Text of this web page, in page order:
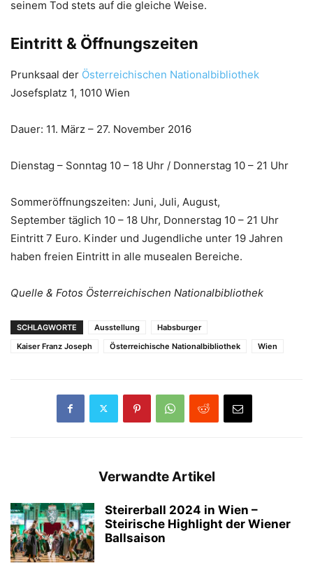
seinem Tod stets auf die gleiche Weise.
Eintritt & Öffnungszeiten
Prunksaal der Österreichischen Nationalbibliothek
Josefsplatz 1, 1010 Wien
Dauer: 11. März – 27. November 2016
Dienstag – Sonntag 10 – 18 Uhr / Donnerstag 10 – 21 Uhr
Sommeröffnungszeiten: Juni, Juli, August,
September täglich 10 – 18 Uhr, Donnerstag 10 – 21 Uhr
Eintritt 7 Euro. Kinder und Jugendliche unter 19 Jahren
haben freien Eintritt in alle musealen Bereiche.
Quelle & Fotos Österreichischen Nationalbibliothek
SCHLAGWORTE Ausstellung
Habsburger
Kaiser Franz Joseph
Österreichische Nationalbibliothek Wien
Verwandte Artikel
Steirerball 2024 in Wien –
Steirische Highlight der Wiener
Ballsaison